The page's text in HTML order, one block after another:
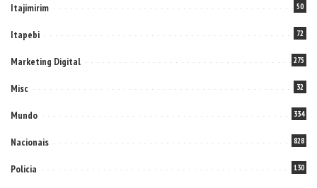
Itajimirim 50
Itapebi 72
Marketing Digital 275
Misc 32
Mundo 334
Nacionais 828
Policia 130